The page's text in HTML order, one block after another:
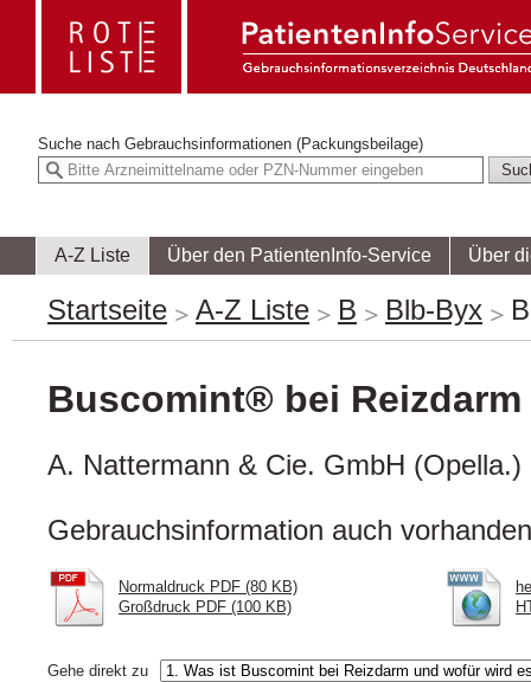
Suche nach Gebrauchsinformationen (Packungsbeilage)
A-Z Liste Über den PatientenInfo-Service Über
Startseite A-Z Liste B Blb-Byx
Buscomint® bei Reizdarm
A. Nattermann & Cie. GmbH (Opella.)
Gebrauchsinformation auch
Normaldruck PDF (80 KB)
Großdruck PDF (100 KB)
Gehe direkt zu